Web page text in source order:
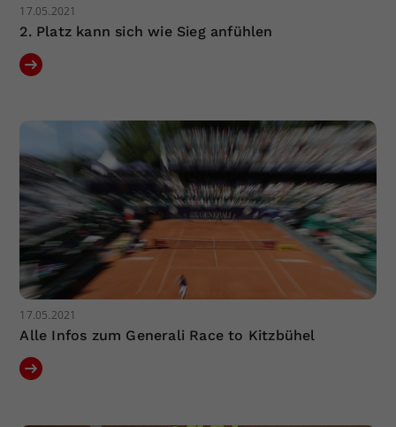
17.05.2021
2. Platz kann sich wie Sieg anfühlen
17.05.2021
Alle Infos zum Generali Race to Kitzbühel